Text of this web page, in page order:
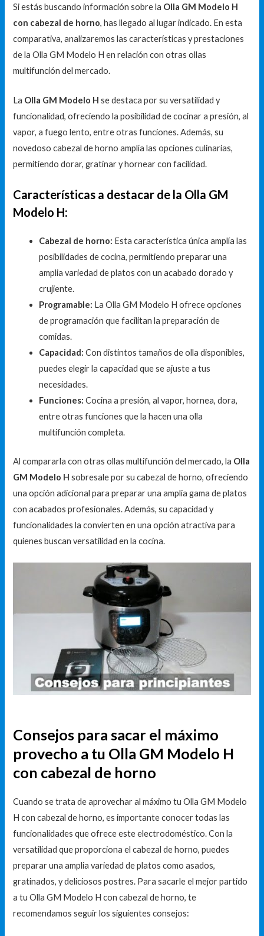
Si estás buscando información sobre la Olla GM Modelo H
con cabezal de horno, has llegado al lugar indicado. En esta
comparativa, analizaremos las características y prestaciones
de la Olla GM Modelo H en relación con otras ollas
multifunción del mercado.
La Olla GM Modelo H se destaca por su versatilidad y
funcionalidad, ofreciendo la posibilidad de cocinar a presión, al
vapor, a fuego lento, entre otras funciones. Además, su
novedoso cabezal de horno amplía las opciones culinarias,
permitiendo dorar, gratinar y hornear con facilidad.
Características a destacar de la Olla GM
Modelo H:
Cabezal de horno: Esta característica única amplía las
posibilidades de cocina, permitiendo preparar una
amplia variedad de platos con un acabado dorado y
crujiente.
Programable: La Olla GM Modelo H ofrece opciones
de programación que facilitan la preparación de
comidas.
Capacidad: Con distintos tamaños de olla disponibles,
puedes elegir la capacidad que se ajuste a tus
necesidades.
Funciones: Cocina a presión, al vapor, hornea, dora,
entre otras funciones que la hacen una olla
multifunción completa.
Al compararla con otras ollas multifunción del mercado, la Olla
GM Modelo H sobresale por su cabezal de horno, ofreciendo
una opción adicional para preparar una amplia gama de platos
con acabados profesionales. Además, su capacidad y
funcionalidades la convierten en una opción atractiva para
quienes buscan versatilidad en la cocina.
Consejos para sacar el máximo
provecho a tu Olla GM Modelo H
con cabezal de horno
Cuando se trata de aprovechar al máximo tu Olla GM Modelo
H con cabezal de horno, es importante conocer todas las
funcionalidades que ofrece este electrodoméstico. Con la
versatilidad que proporciona el cabezal de horno, puedes
preparar una amplia variedad de platos como asados,
gratinados, y deliciosos postres. Para sacarle el mejor partido
a tu Olla GM Modelo H con cabezal de horno, te
recomendamos seguir los siguientes consejos: